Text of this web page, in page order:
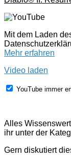
Mit dem Laden
Mehr erfahren
Video laden
YouTube immer
Alles
ihr unter der
Gern diskutiert